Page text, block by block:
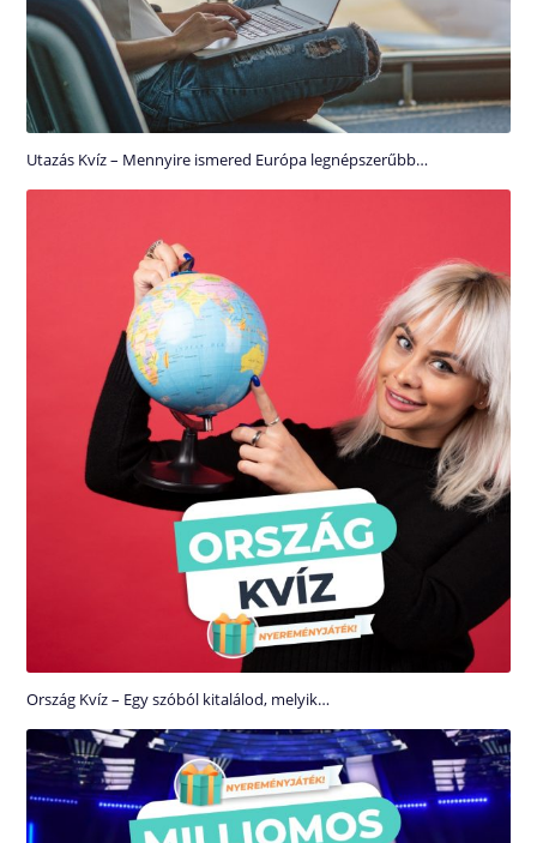
Utazás Kvíz – Mennyire ismered Európa legnépszerűbb…
Ország Kvíz – Egy szóból kitalálod, melyik…